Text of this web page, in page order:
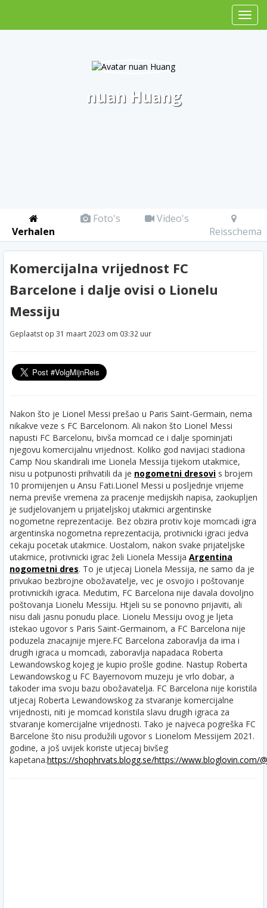
nuan Huang
Verhalen
Foto's
Video's
Reisschema
Komercijalna vrijednost FC
Barcelone i dalje ovisi o Lionelu
Messiju
Geplaatst op 31 maart 2023 om 03:32 uur
Nakon što je Lionel Messi prešao u Paris Saint-Germain, nema
nikakve veze s FC Barcelonom. Ali nakon što Lionel Messi
napusti FC Barcelonu, bivša momcad ce i dalje spominjati
njegovu komercijalnu vrijednost. Koliko god navijaci stadiona
Camp Nou skandirali ime Lionela Messija tijekom utakmice,
nisu u potpunosti prihvatili da je nogometni dresovi s brojem
10 promijenjen u Ansu Fati.Lionel Messi u posljednje vrijeme
nema previše vremena za pracenje medijskih napisa, zaokupljen
je sudjelovanjem u prijateljskoj utakmici argentinske
nogometne reprezentacije. Bez obzira protiv koje momcadi igra
argentinska nogometna reprezentacija, protivnicki igraci jedva
cekaju pocetak utakmice. Uostalom, nakon svake prijateljske
utakmice, protivnicki igrac želi Lionela Messija Argentina
nogometni dres. To je utjecaj Lionela Messija, ne samo da je
privukao bezbrojne obožavatelje, vec je osvojio i poštovanje
protivnickih igraca. Medutim, FC Barcelona nije davala dovoljno
poštovanja Lionelu Messiju. Htjeli su se ponovno prijaviti, ali
nisu dali jasnu ponudu place. Lionelu Messiju ovog je ljeta
istekao ugovor s Paris Saint-Germainom, a FC Barcelona nije
poduzela znacajnije mjere.FC Barcelona zaboravlja da ima i
drugih igraca u momcadi, zaboravlja napadaca Roberta
Lewandowskog kojeg je kupio prošle godine. Nastup Roberta
Lewandowskog u FC Bayernovom muzeju je vrlo dobar, a
takoder ima svoju bazu obožavatelja. FC Barcelona nije koristila
utjecaj Roberta Lewandowskog za stvaranje komercijalne
vrijednosti, niti je momcad koristila slavu drugih igraca za
stvaranje komercijalne vrijednosti. Tako je najveca pogreška FC
Barcelone što nisu produžili ugovor s Lionelom Messijem 2021.
godine, a još uvijek koriste utjecaj bivšeg
kapetana.https://shophrvats.blogg.se/https://www.bloglovin.com/